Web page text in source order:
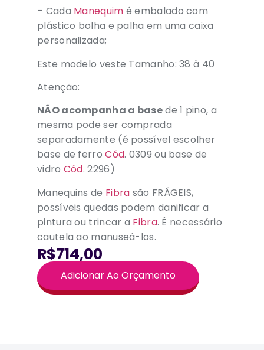
– Cada Manequim é embalado com
plástico bolha e palha em uma caixa
personalizada;
Este modelo veste Tamanho: 38 à 40
Atenção:
NÃO acompanha a basede 1 pino, a
mesma pode ser comprada
separadamente (é possível escolher
base de ferroCód. 0309 ou base de
vidro Cód. 2296)
Manequins de Fibra são FRÁGEIS,
possíveis quedas podem danificar a
pintura ou trincar a Fibra. É necessário
cautela ao manuseá-los.
R$714,00
Adicionar Ao Orçamento